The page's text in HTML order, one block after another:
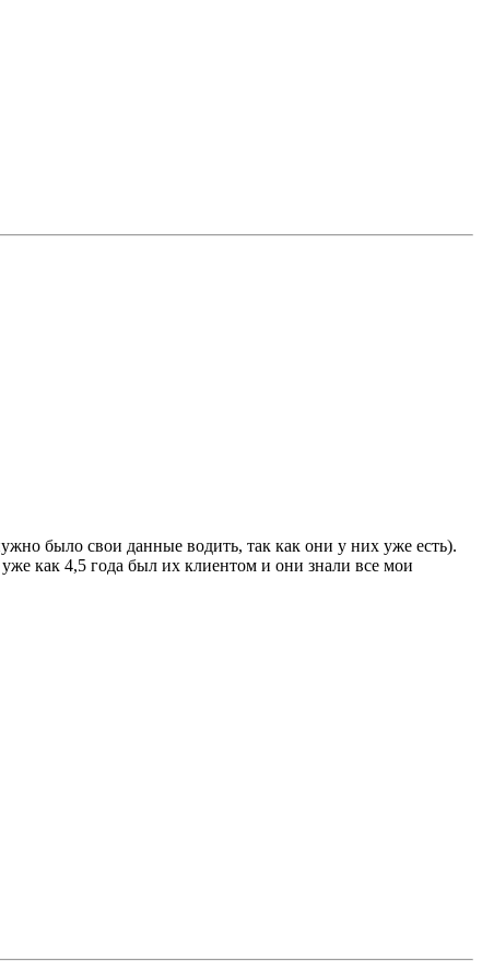
было свои данные водить, так как они у них уже есть).
как 4,5 года был их клиентом и они знали все мои